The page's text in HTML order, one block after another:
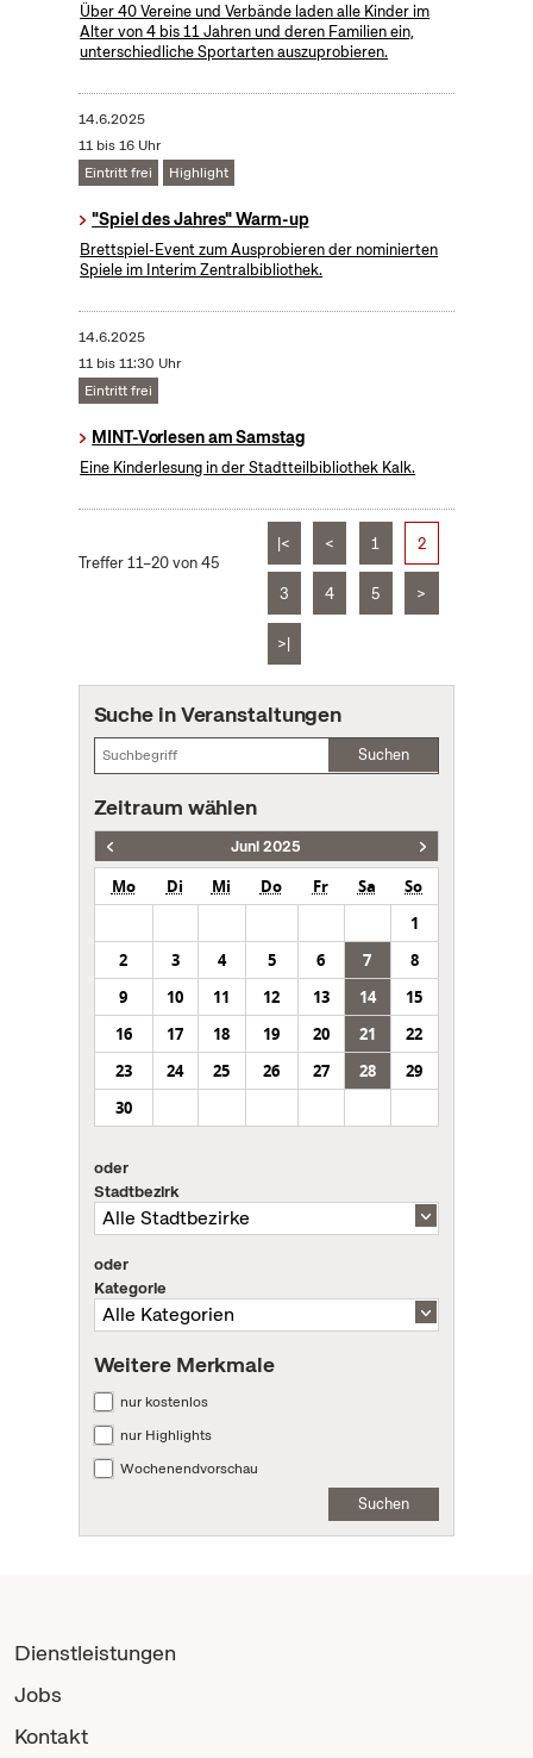
Über 40 Vereine und Verbände laden alle Kinder im
Alter von 4 bis 11 Jahren und deren Familien ein,
unterschiedliche Sportarten auszuprobieren.
14.6.2025
11 bis 16 Uhr
Eintritt frei
Highlight
"Spiel des Jahres" Warm-up
Brettspiel-Event zum Ausprobieren der nominierten
Spiele im Interim Zentralbibliothek.
14.6.2025
11 bis 11:30 Uhr
Eintritt frei
MINT-Vorlesen am Samstag
Eine Kinderlesung in der Stadtteilbibliothek Kalk.
Treffer 11–20 von 45
|< < 1 2
3 4 5 >
>|
Suche in Veranstaltungen
Suchen
Zeitraum wählen
Juni 2025
Mo Di Mi Do Fr Sa
So
1
2
3 4 5 6 7
8
9
10 11 12 13 14
15
16
17 18 19 20 21
22
23
24 25 26 27 28
29
30
oder
Stadtbezirk
oder
Kategorie
Weitere Merkmale
nur kostenlos
nur Highlights
Wochenendvorschau
Suchen
Dienstleistungen
Jobs
Kontakt